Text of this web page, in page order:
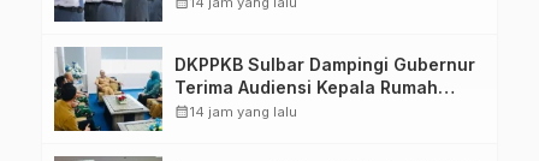
DKPPKB Sulbar Dampingi Gubernur
Terima Audiensi Kepala Rumah
Sakit TK. III Punggawa Malolo
calendar_month14 jam yang lalu